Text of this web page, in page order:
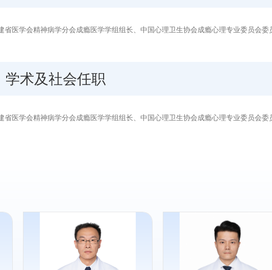
省医学会精神病学分会成瘾医学学组组长、中国心理卫生协会成瘾心理专业委员会委
学术及社会任职
省医学会精神病学分会成瘾医学学组组长、中国心理卫生协会成瘾心理专业委员会委
专长：
心境障碍、睡眠障碍、焦虑